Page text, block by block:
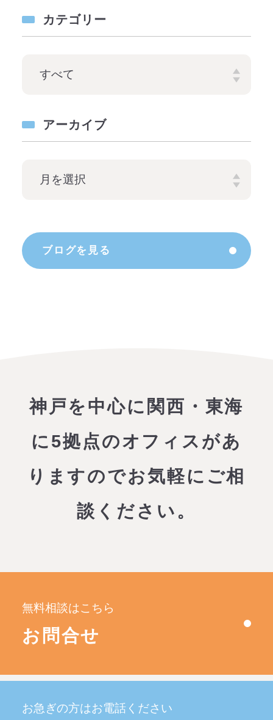
カテゴリー
アーカイブ
ブログを見る
神戸を中心に関西・東海
に5拠点のオフィスがあ
りますのでお気軽にご相
談ください。
無料相談はこちら
お問合せ
お急ぎの方はお電話ください